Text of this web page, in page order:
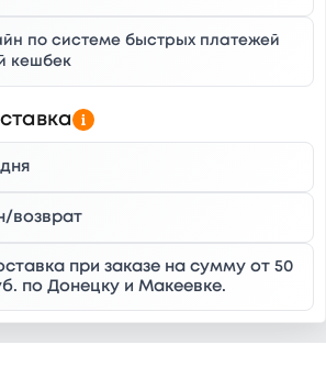
по системе быстрых платежей
кешбек
возврат
при заказе на сумму от 50
по Донецку и Макеевке.